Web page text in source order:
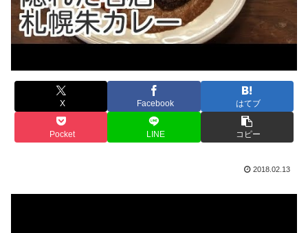
X Facebook はてブ
Pocket LINE コピー
2018.02.13